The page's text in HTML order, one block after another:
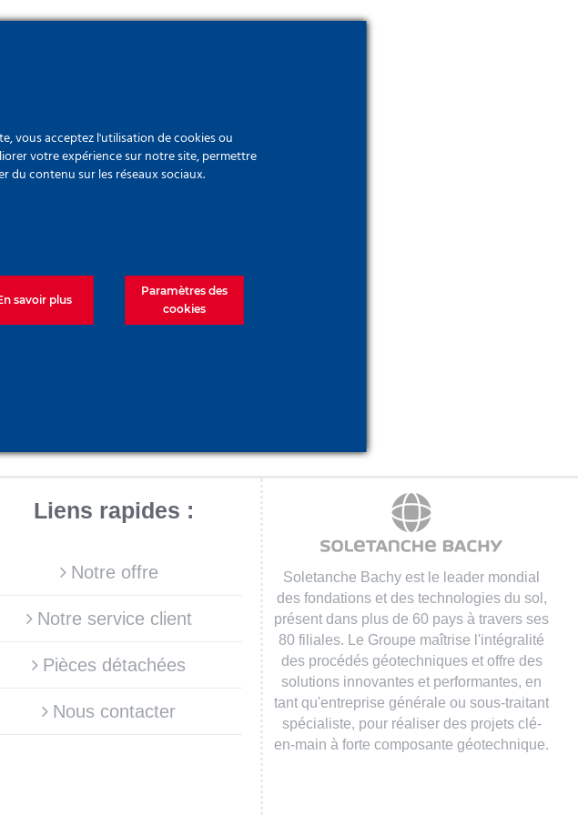
Liens rapides :
Notre offre
Notre service client
Pièces détachées
Nous contacter
Soletanche Bachy est le leader mondial
des fondations et des technologies du sol,
présent dans plus de 60 pays à travers ses
80 filiales. Le Groupe maîtrise l'intégralité
des procédés géotechniques et offre des
solutions innovantes et performantes, en
tant qu'entreprise générale ou sous-traitant
spécialiste, pour réaliser des projets clé-
en-main à forte composante géotechnique.
vous acceptez l'utilisation de cookies ou
votre expérience sur notre site, permettre
du contenu sur les réseaux sociaux.
savoir plus
Paramètres des
cookies